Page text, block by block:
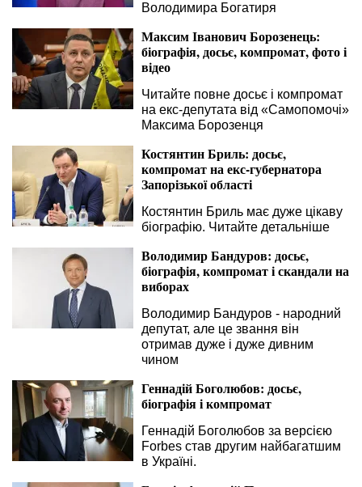
Володимира Богатиря
Максим Іванович Борозенець:
біографія, досьє, компромат, фото і
відео
Читайте повне досьє і компромат
на екс-депутата від «Самопомочі»
Максима Борозенця
Костянтин Бриль: досьє,
компромат на екс-губернатора
Запорізької області
Костянтин Бриль має дуже цікаву
біографію. Читайте детальніше
Володимир Бандуров: досьє,
біографія, компромат і скандали на
виборах
Володимир Бандуров - народний
депутат, але це звання він
отримав дуже і дуже дивним
чином
Геннадій Боголюбов: досьє,
біографія і компромат
Геннадій Боголюбов за версією
Forbes став другим найбагатшим
в Україні.